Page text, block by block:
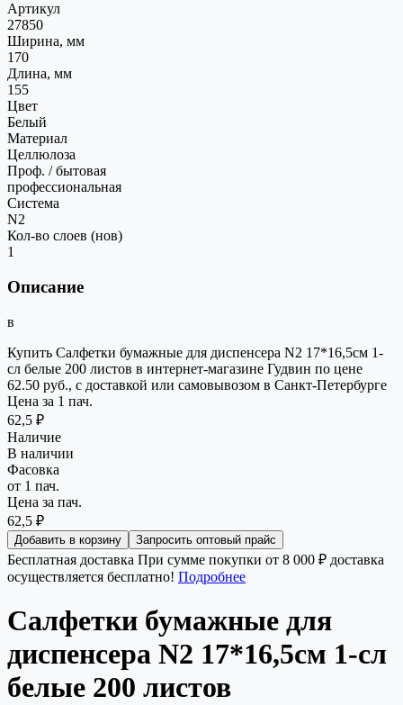
Артикул
27850
Ширина, мм
170
Длина, мм
155
Цвет
Белый
Материал
Целлюлоза
Проф. / бытовая
профессиональная
Система
N2
Кол-во слоев (нов)
1
Описание
в
Купить Салфетки бумажные для диспенсера N2 17*16,5см 1-
сл белые 200 листов в интернет-магазине Гудвин по цене
62.50 руб., с доставкой или самовывозом в Санкт-Петербурге
Цена за 1 пач.
62,5 ₽
Наличие
В наличии
Фасовка
от 1 пач.
Цена за пач.
62,5 ₽
Добавить в корзину Запросить оптовый прайс
Бесплатная доставка При сумме покупки от 8 000 ₽ доставка
осуществляется бесплатно! Подробнее
Салфетки бумажные для
диспенсера N2 17*16,5см 1-сл
белые 200 листов